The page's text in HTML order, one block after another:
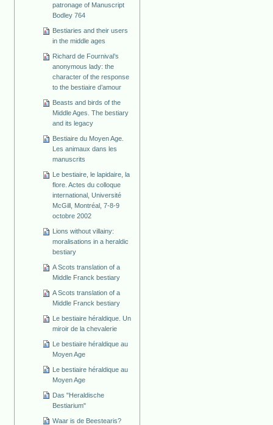
patronage of Manuscript
Bodley 764
Bestiaries and their users
in the middle ages
Richard de Fournival’s
anonymous lady: the
character of the response
to the bestiaire d’amour
Beasts and birds of the
Middle Ages. The bestiary
and its legacy
Bestiaire du Moyen Age.
Les animaux dans les
manuscrits
Le bestiaire, le lapidaire, la
flore. Actes du colloque
international, Université
McGill, Montréal, 7-8-9
octobre 2002
Lions without villainy:
moralisations in a heraldic
bestiary
A Scots translation of a
Middle Franck bestiary
A Scots translation of a
Middle Franck bestiary
Le bestiaire héraldique. Un
miroir de la chevalerie
Le bestiaire héraldique au
Moyen Age
Le bestiaire héraldique au
Moyen Age
Das "Heraldische
Bestiarium"
Waar is de Beestearis?